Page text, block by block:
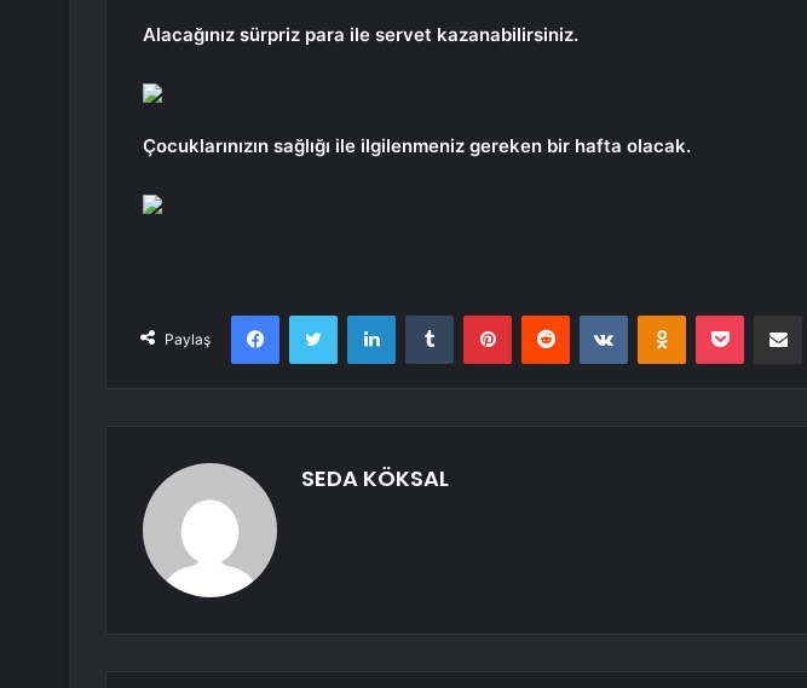
Alacağınız sürpriz para ile servet kazanabilirsiniz.
Çocuklarınızın sağlığı ile ilgilenmeniz gereken bir hafta olacak.
Paylaş
FacebookTwitter LinkedInTumblr PinterestReddit VKontakteOdnoklassniki
Pocket
SEDA KÖKSAL